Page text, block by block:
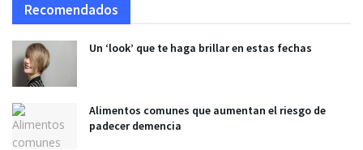
Recomendados
Un ‘look’ que te haga brillar en estas fechas
Alimentos comunes que aumentan el riesgo de
padecer demencia